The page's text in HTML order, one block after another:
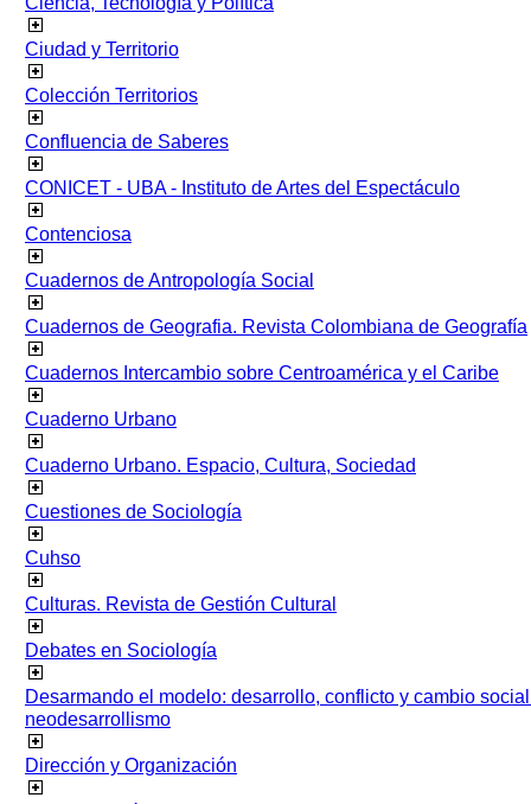
Ciudad y Territorio
Colección Territorios
Confluencia de Saberes
CONICET - UBA - Instituto de Artes del Espectáculo
Contenciosa
Cuadernos de Antropología Social
Cuadernos de Geografia. Revista Colombiana de Geografía
Cuadernos Intercambio sobre Centroamérica y el Caribe
Cuaderno Urbano
Cuaderno Urbano. Espacio, Cultura, Sociedad
Cuestiones de Sociología
Cuhso
Culturas. Revista de Gestión Cultural
Debates en Sociología
Desarmando el modelo: desarrollo, conflicto y cambio
neodesarrollismo
Dirección y Organización